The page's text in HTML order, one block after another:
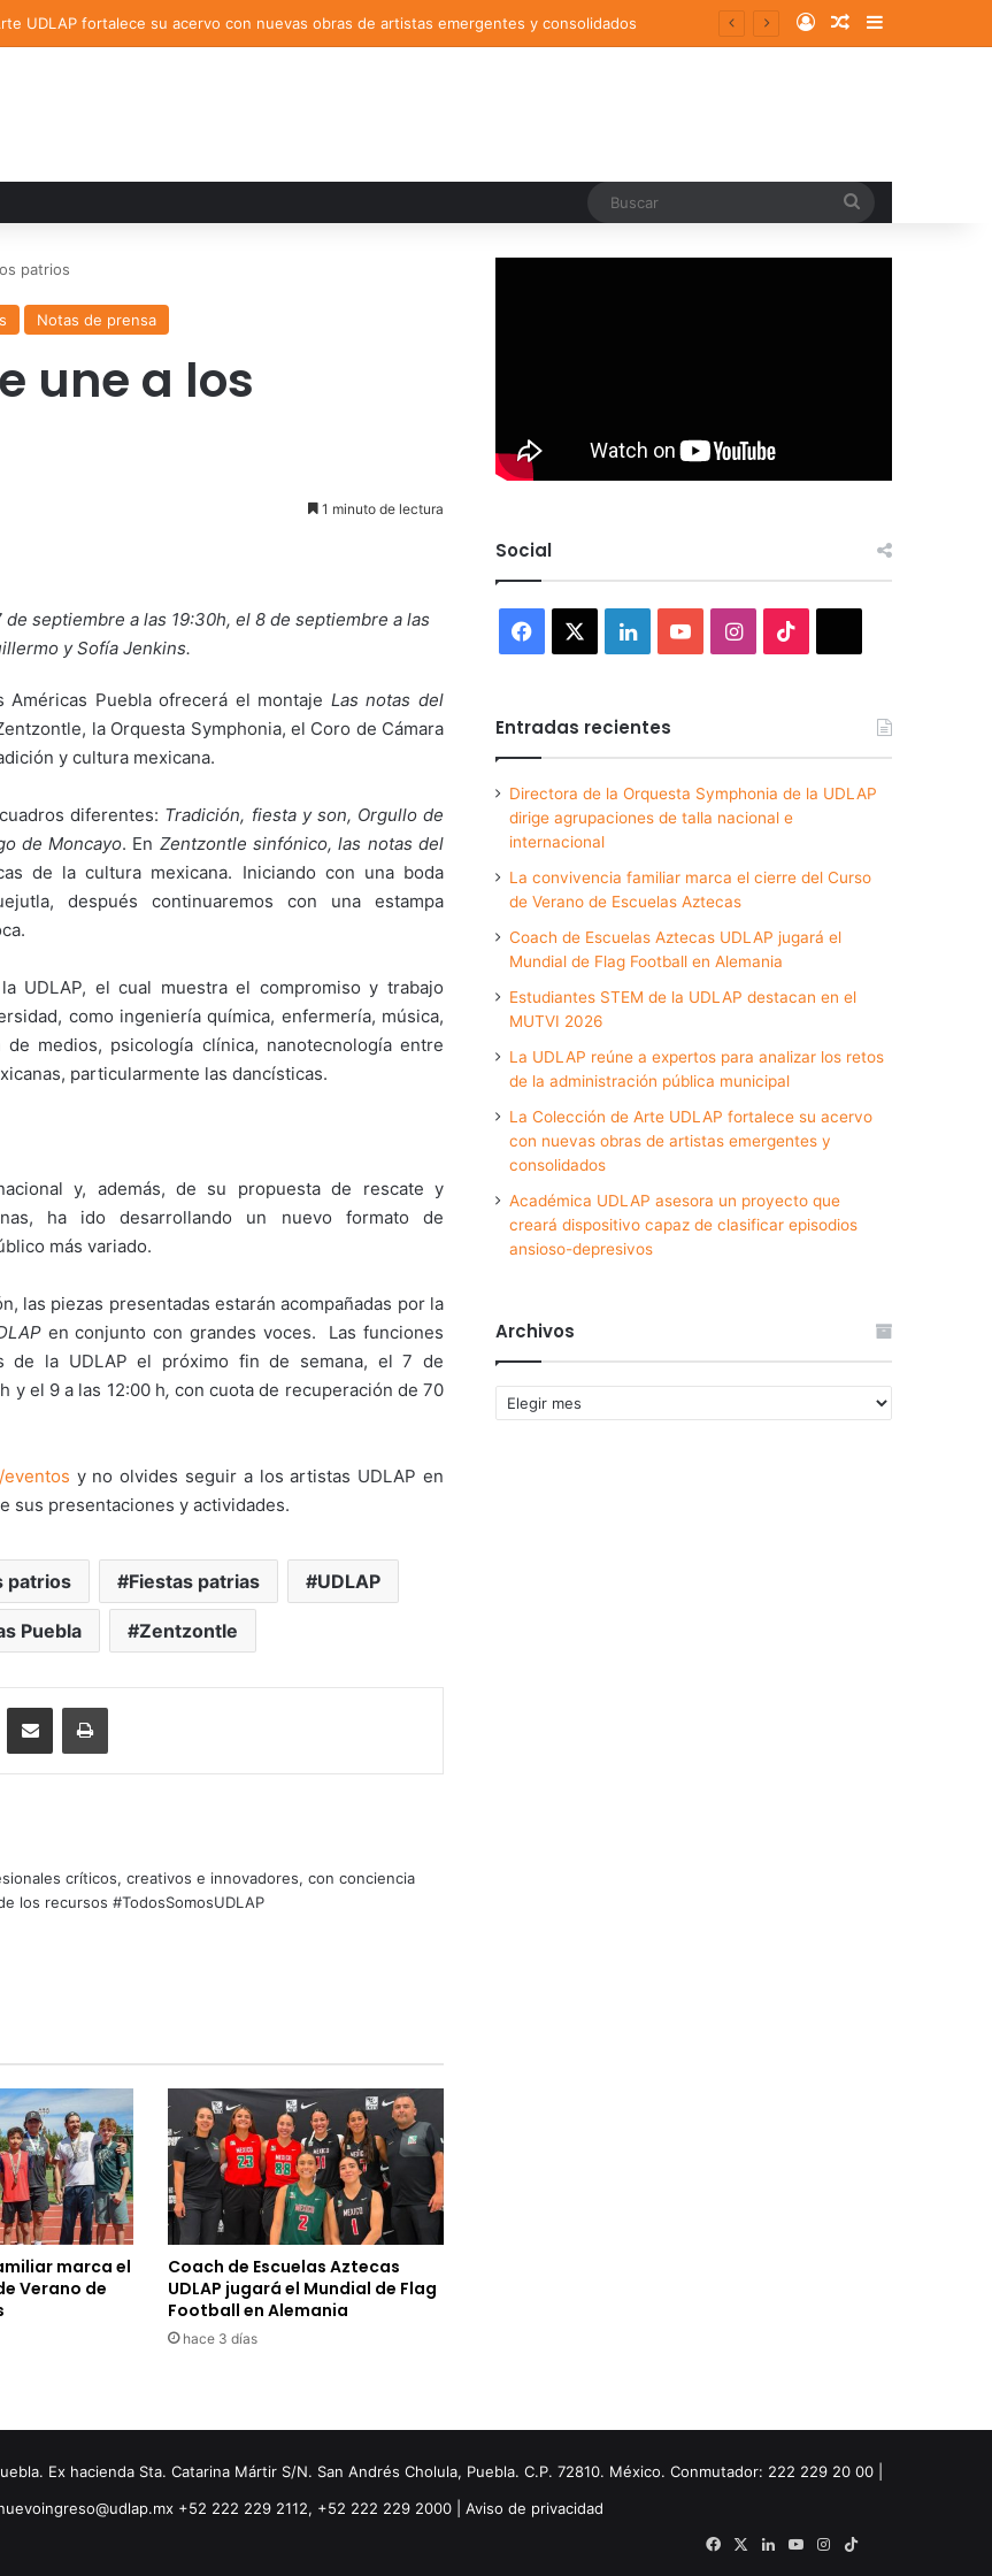
UDLAP fortalece su acervo con nuevas obras de artistas emergentes y consolidados Log InRandom Article
Sidebar
patrios
Notas de prensa
une a los
1 minuto de lectura
septiembre a las 19:30h, el 8 de septiembre a las
y Sofía Jenkins.
Puebla ofrecerá el montaje Las notas del
la Orquesta Symphonia, el Coro de Cámara
y cultura mexicana.
diferentes: Tradición, fiesta y son, Orgullo de
de Moncayo. En Zentzontle sinfónico, las notas del
de la cultura mexicana. Iniciando con una boda
después continuaremos con una estampa
UDLAP, el cual muestra el compromiso y trabajo
como ingeniería química, enfermería, música,
medios, psicología clínica, nanotecnología entre
particularmente las dancísticas.
y, además, de su propuesta de rescate y
ha ido desarrollando un nuevo formato de
más variado.
las piezas presentadas estarán acompañadas por la
en conjunto con grandes voces. Las funciones
de la UDLAP el próximo fin de semana, el 7 de
y el 9 a las 12:00 h, con cuota de recuperación de 70
y no olvides seguir a los artistas UDLAP en
sus presentaciones y actividades.
patrios Fiestas patrias UDLAP
Puebla Zentzontle
Share via Email Print
críticos, creativos e innovadores, con conciencia
los recursos #TodosSomosUDLAP
marca el
Verano de
Coach de Escuelas Aztecas
UDLAP jugará el Mundial de Flag
Football en Alemania
hace 3 días
Social
Facebook LinkedInYouTubeInstagram
Entradas recientes
Directora de la Orquesta Symphonia de la UDLAP
dirige agrupaciones de talla nacional e
internacional
La convivencia familiar marca el cierre del Curso
de Verano de Escuelas Aztecas
Coach de Escuelas Aztecas UDLAP jugará el
Mundial de Flag Football en Alemania
Estudiantes STEM de la UDLAP destacan en el
MUTVI 2026
La UDLAP reúne a expertos para analizar los retos
de la administración pública municipal
La Colección de Arte UDLAP fortalece su acervo
con nuevas obras de artistas emergentes y
consolidados
Académica UDLAP asesora un proyecto que
creará dispositivo capaz de clasificar episodios
ansioso-depresivos
Archivos
Archivos
Ex hacienda Sta. Catarina Mártir S/N. San Andrés Cholula, Puebla. C.P. 72810. México. Conmutador: 222 229 20 00 |
+52 222 229 2112, +52 222 229 2000 | Aviso de privacidad
Facebook
X LinkedInYouTubeInstagram
TikTok